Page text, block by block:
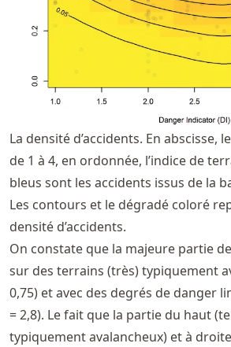
La densité d’accidents. En abscisse,
de 1 à 4, en ordonnée, l’indice de
bleus sont les accidents issus de la
Les contours et le dégradé coloré
densité d’accidents.
On constate que la majeure partie
sur des terrains (très) typiquement
0,75) et avec des degrés de danger
= 2,8). Le fait que la partie du haut
typiquement avalancheux) et à